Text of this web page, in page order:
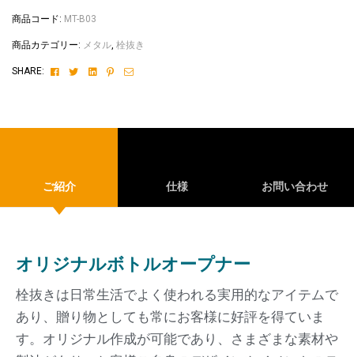
商品コード: MT-B03
商品カテゴリー: メタル, 栓抜き
SHARE: FacebookTwitterLinkedinPinterest
Email
ご紹介 仕様 お問い合わせ
オリジナルボトルオープナー
栓抜きは日常生活でよく使われる実用的なアイテムで
あり、贈り物としても常にお客様に好評を得ていま
す。オリジナル作成が可能であり、さまざまな素材や